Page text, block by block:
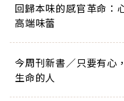
回歸本味的感官革命：
高端味蕾
今周刊新書／只要有心
生命的人